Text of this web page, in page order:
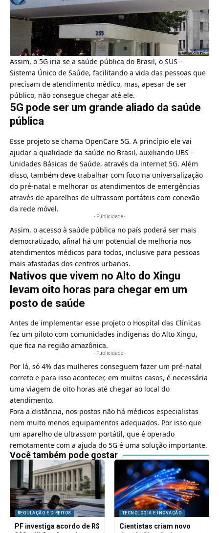
Assim, o 5G iria se a saúde pública do Brasil, o SUS –
Sistema Único de Saúde, facilitando a vida das pessoas que
precisam de atendimento médico, mas, apesar de ser
público, não consegue chegar até ele.
5G pode ser um grande aliado da saúde
pública
Esse projeto se chama OpenCare 5G. A princípio ele vai
ajudar a qualidade da saúde no Brasil, auxiliando UBS –
Unidades Básicas de Saúde, através da internet 5G. Além
disso, também deve trabalhar com foco na universalização
do pré-natal e melhorar os atendimentos de emergências
através de aparelhos de ultrassom portáteis com conexão
da rede móvel.
- Publicidade -
Assim, o acesso à saúde pública no país poderá ser mais
democratizado, afinal há um potencial de melhoria nos
atendimentos médicos para todos, inclusive para pessoas
mais afastadas dos centros urbanos.
Nativos que vivem no Alto do Xingu
levam oito horas para chegar em um
posto de saúde
Antes de implementar esse projeto o Hospital das Clínicas
fez um piloto com comunidades indígenas do Alto Xingu,
que fica na região amazônica.
- Publicidade -
Por lá, só 4% das mulheres conseguem fazer um pré-natal
correto e para isso acontecer, em muitos casos, é necessária
uma viagem de oito horas até chegar ao local do
atendimento.
Fora a distância, nos postos não há médicos especialistas
nem muito menos equipamentos adequados. Por isso que
um aparelho de ultrassom portátil, que é operado
remotamente com a ajuda do 5G é uma solução importante.
Você também pode gostar
REGULAÇÃO E DIREITOS
PF investiga acordo de R$
TECNOLOGIA E INOVAÇÃO
Cientistas criam novo